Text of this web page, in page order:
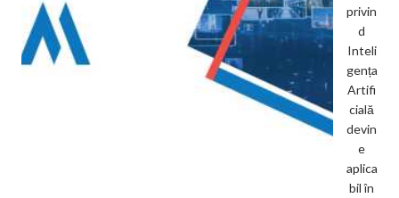
privin
d
Inteli
gența
Artifi
cială
devin
e
aplica
bil în